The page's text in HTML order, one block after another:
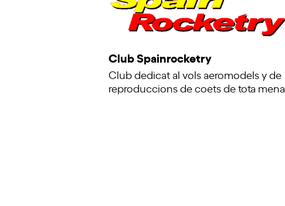
Club Spainrocketry
Club dedicat al vols aeromodels y de
reproduccions de coets de tota mena.